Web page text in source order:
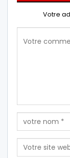
Votre